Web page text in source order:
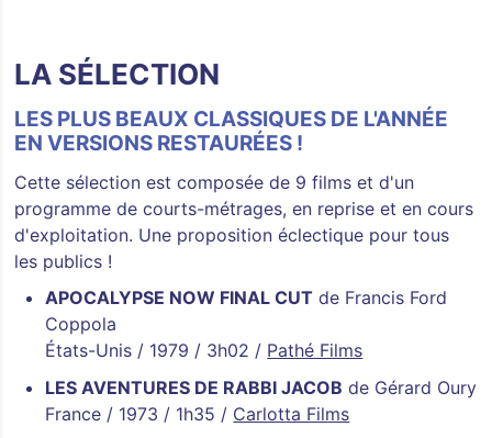
LA SÉLECTION
LES PLUS BEAUX CLASSIQUES DE L'ANNÉE
EN VERSIONS RESTAURÉES !
Cette sélection est composée de 9 films et d'un
programme de courts-métrages, en reprise et en cours
d'exploitation. Une proposition éclectique pour tous
les publics !
APOCALYPSE NOW FINAL CUT de Francis Ford
Coppola
États-Unis / 1979 / 3h02 / Pathé Films
LES AVENTURES DE RABBI JACOB de Gérard Oury
France / 1973 / 1h35 / Carlotta Films